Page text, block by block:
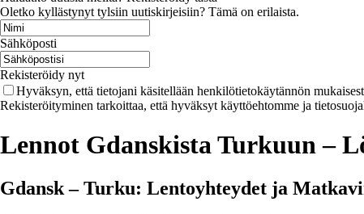
Oletko kyllästynyt tylsiin uutiskirjeisiin? Tämä on erilaista.
Sähköposti
Rekisteröidy nyt
Hyväksyn, että tietojani käsitellään henkilötietokäytännön
Rekisteröityminen tarkoittaa, että hyväksyt käyttöehtomme ja
Lennot Gdanskista Turkuun –
Gdansk – Turku: Lentoyhteydet ja